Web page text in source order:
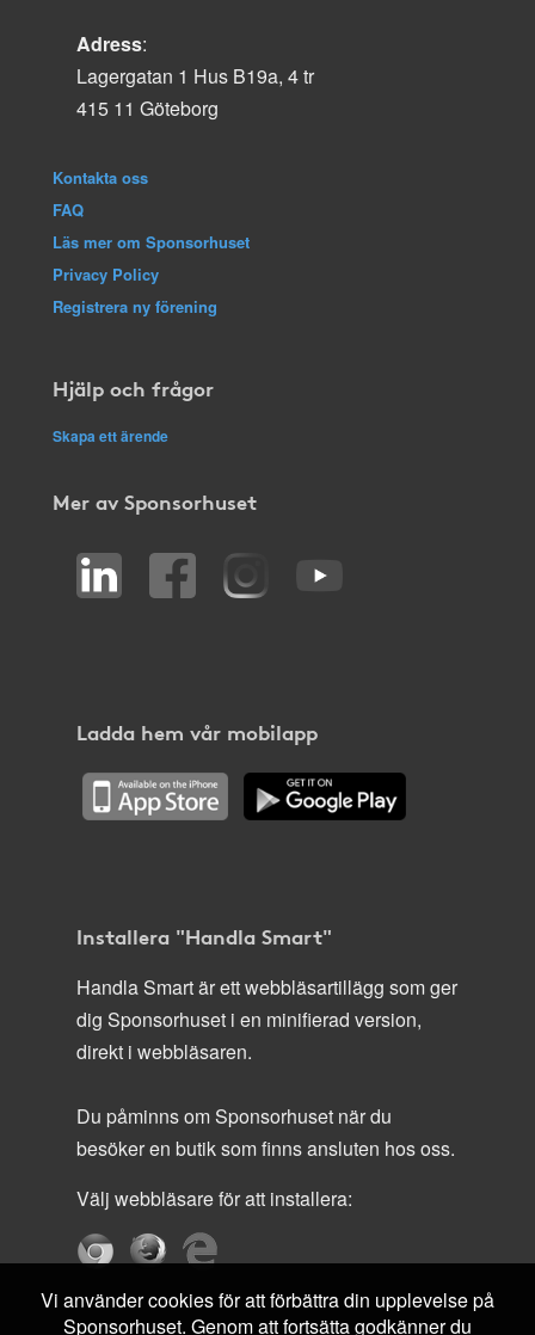
Adress:
Lagergatan 1 Hus B19a, 4 tr
415 11 Göteborg
Kontakta oss
FAQ
Läs mer om Sponsorhuset
Privacy Policy
Registrera ny förening
Hjälp och frågor
Skapa ett ärende
Mer av Sponsorhuset
Ladda hem vår mobilapp
Installera "Handla Smart"
Handla Smart är ett webbläsartillägg som ger
dig Sponsorhuset i en minifierad version,
direkt i webbläsaren.
Du påminns om Sponsorhuset när du
besöker en butik som finns ansluten hos oss.
Välj webbläsare för att installera:
Vi använder cookies för att förbättra din upplevelse på
Sponsorhuset. Genom att fortsätta godkänner du